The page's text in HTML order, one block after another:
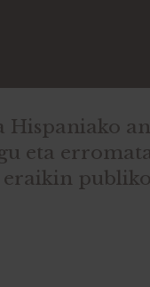
Hispaniako
eta